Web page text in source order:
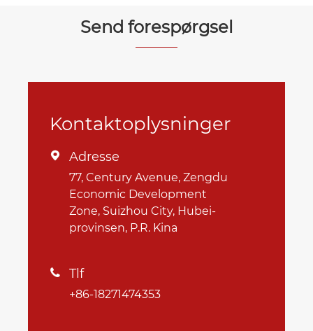
Send forespørgsel
Kontaktoplysninger
 Adresse
77, Century Avenue, Zengdu
Economic Development
Zone, Suizhou City, Hubei-
provinsen, P.R. Kina
 Tlf
+86-18271474353